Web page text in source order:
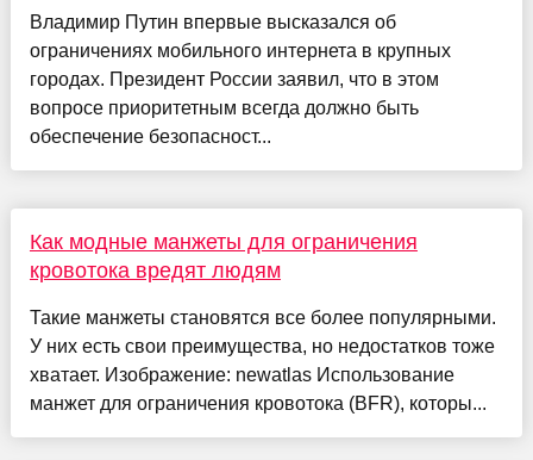
Владимир Путин впервые высказался об
ограничениях мобильного интернета в крупных
городах. Президент России заявил, что в этом
вопросе приоритетным всегда должно быть
обеспечение безопасност...
Как модные манжеты для ограничения
кровотока вредят людям
Такие манжеты становятся все более популярными.
У них есть свои преимущества, но недостатков тоже
хватает. Изображение: newatlas Использование
манжет для ограничения кровотока (BFR), которы...